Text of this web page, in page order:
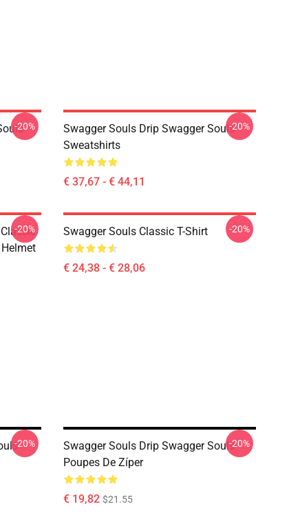
-20%
Swagger Souls Drip Swagger Souls
Sweatshirts
€ 37,67 - € 44,11
-20%
-20% Swagger Souls Classic T-Shirt
€ 24,38 - € 28,06
-20%
-20%
Swagger Souls Drip Swagger Souls
Poupes De Zíper
€ 19,82 $21.55
-20%